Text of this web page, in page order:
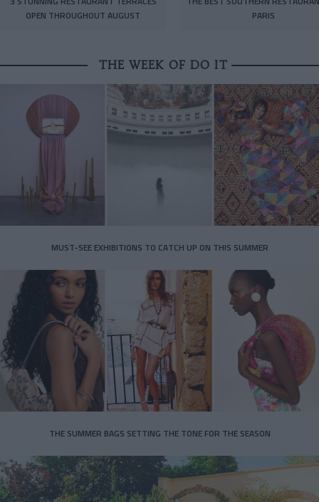
OPEN THROUGHOUT AUGUST
PARIS
THE WEEK OF DO IT
MUST-SEE EXHIBITIONS TO CATCH UP ON THIS SUMMER
THE SUMMER BAGS SETTING THE TONE FOR THE SEASON